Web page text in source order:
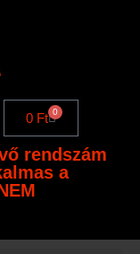
0 Ft 0
rendszám
a